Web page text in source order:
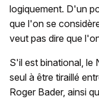
logiquement. D'un
que l'on se
veut pas dire que
S'il est binational, le
seul à être tiraillé
Roger Bader, ainsi